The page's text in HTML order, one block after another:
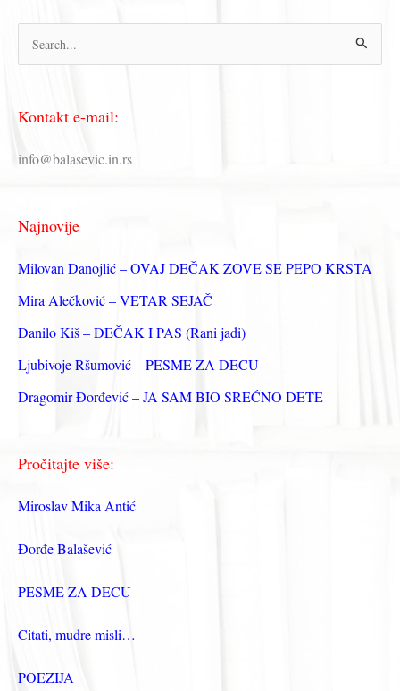
р
т
р
а
з
а
Kontakt e-mail:
info@balasevic.in.rs
Najnovije
Milovan Danojlić – OVAJ DEČAK ZOVE SE PEPO KRSTA
Mira Alečković – VETAR SEJAČ
Danilo Kiš – DEČAK I PAS (Rani jadi)
Ljubivoje Ršumović – PESME ZA DECU
Dragomir Đorđević – JA SAM BIO SREĆNO DETE
Pročitajte više:
Miroslav Mika Antić
Đorđe Balašević
PESME ZA DECU
Citati, mudre misli…
POEZIJA